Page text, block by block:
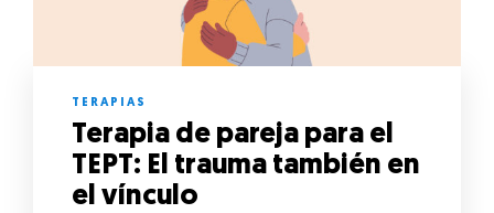
TERAPIAS
Terapia de pareja para el
TEPT: El trauma también en
el vínculo